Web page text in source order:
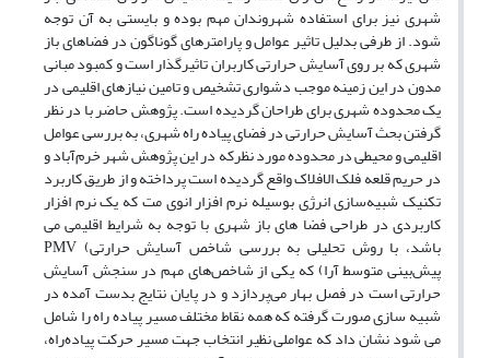
شهری نیز برای استفاده شهروندان مهم بوده و بایستی به آن توجه
شود. از طرفی بدلیل تاثیر عوامل و پارامترهای گوناگون در فضاهای باز
شهری که بر روی آسایش حرارتی کاربران تاثیرگذار است و کمبود مبانی
مدون در این زمینه موجب دشواری تشخیص و تامین نیازهای اقلیمی در
یک محدوده شهری برای طراحان گردیده است. پژوهش حاضر با در نظر
گرفتن بحث آسایش حرارتی در فضای پیاده راه شهری، به بررسی عوامل
اقلیمی و محیطی در محدوده مورد نظرکه در این پژوهش شهر خرم‌آباد و
در حریم قلعه فلک الافلاک واقع گردیده است پرداخته و از طریق کاربرد
تکنیک شبیه‌سازی انرژی بوسیله نرم افزار انوی مت که یک نرم افزار
کاربردی در طراحی فضا های باز شهری با توجه به شرایط اقلیمی می
باشد، با روش تحلیلی به بررسی شاخص آسایش حرارتی) PMV
پیش‌بینی متوسط آرا) که یکی از شاخص‌های مهم در سنجش آسایش
حرارتی است در فصل بهار می‌پردازد و در پایان نتایج بدست آمده در
شبیه سازی صورت گرفته که همه نقاط مختلف مسیر پیاده راه را شامل
می شود نشان داد که عواملی نظیر انتخاب جهت مسیر حرکت پیاده‌راه،